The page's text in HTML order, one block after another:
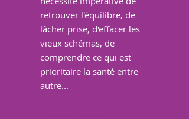
retrouver l'équilibre, de
lâcher prise, d'effacer les
vieux schémas, de
comprendre ce qui est
prioritaire la santé entre
autre...